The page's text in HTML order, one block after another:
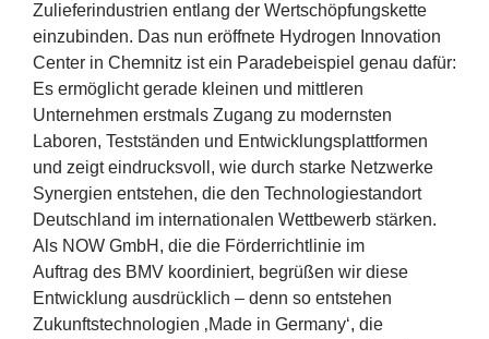
Zulieferindustrien entlang der Wertschöpfungskette
einzubinden. Das nun eröffnete Hydrogen Innovation
Center in Chemnitz ist ein Paradebeispiel genau dafür:
Es ermöglicht gerade kleinen und mittleren
Unternehmen erstmals Zugang zu modernsten
Laboren, Testständen und Entwicklungsplattformen
und zeigt eindrucksvoll, wie durch starke Netzwerke
Synergien entstehen, die den Technologiestandort
Deutschland im internationalen Wettbewerb stärken.
Als NOW GmbH, die die Förderrichtlinie im
Auftrag des BMV koordiniert, begrüßen wir diese
Entwicklung ausdrücklich – denn so entstehen
Zukunftstechnologien ‚Made in Germany‘, die